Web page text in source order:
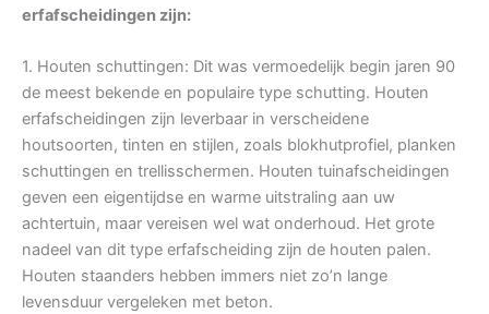
erfafscheidingen zijn:
1. Houten schuttingen: Dit was vermoedelijk begin jaren 90
de meest bekende en populaire type schutting. Houten
erfafscheidingen zijn leverbaar in verscheidene
houtsoorten, tinten en stijlen, zoals blokhutprofiel, planken
schuttingen en trellisschermen. Houten tuinafscheidingen
geven een eigentijdse en warme uitstraling aan uw
achtertuin, maar vereisen wel wat onderhoud. Het grote
nadeel van dit type erfafscheiding zijn de houten palen.
Houten staanders hebben immers niet zo’n lange
levensduur vergeleken met beton.